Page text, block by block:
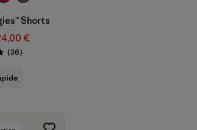
Shorts
€
/ 5
(36Avis
)